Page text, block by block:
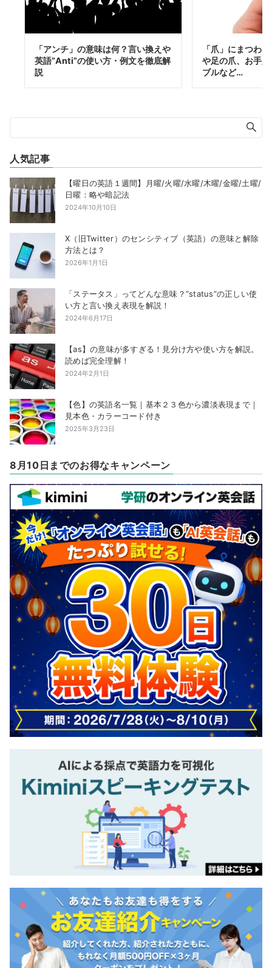
「アンチ」の意味は何？言い換えや
英語”Anti”の使い方・例文を徹底解
説
「爪」にまつわ
や足の爪、お手
ブルなど…
人気記事
【曜日の英語１週間】月曜/火曜/水曜/木曜/金曜/土曜/
日曜：略や暗記法
2024年10月10日
X（旧Twitter）のセンシティブ（英語）の意味と解除
方法とは？
2026年1月1日
「ステータス」ってどんな意味？”status”の正しい使
い方と言い換え表現を解説！
2024年6月17日
【as】の意味が多すぎる！見分け方や使い方を解説。
読めば完全理解！
2024年2月1日
【色】の英語名一覧｜基本２３色から濃淡表現まで｜
見本色・カラーコード付き
2025年3月23日
8月10日までのお得なキャンペーン